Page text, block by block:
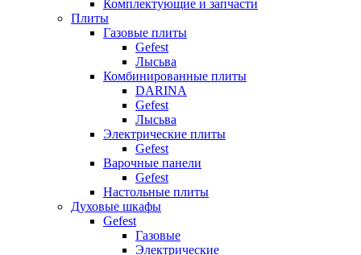
Комплектующие и запчасти
Плиты
Газовые плиты
Gefest
Лысьва
Комбинированные плиты
DARINA
Gefest
Лысьва
Электрические плиты
Gefest
Варочные панели
Gefest
Настольные плиты
Духовые шкафы
Gefest
Газовые
Электрические